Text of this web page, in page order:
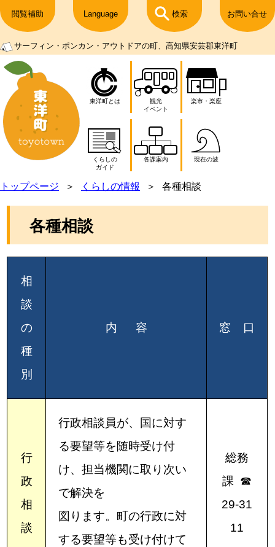
閲覧補助 Language 検索 お問い合せ
サーフィン・ポンカン・アウトドアの町、高知県安芸郡東洋町
東洋町とは
観光
イベント
楽市・楽座
くらしの
ガイド
各課案内 現在の波
トップページ くらしの情報 各種相談
各種相談
相
談
の
種
別
内 容 窓 口
行
政
相
談
行政相談員が、国に対す
る要望等を随時受け付
け、担当機関に取り次い
で解決を
図ります。町の行政に対
する要望等も受け付けて
総務
課 ☎
29-31
11